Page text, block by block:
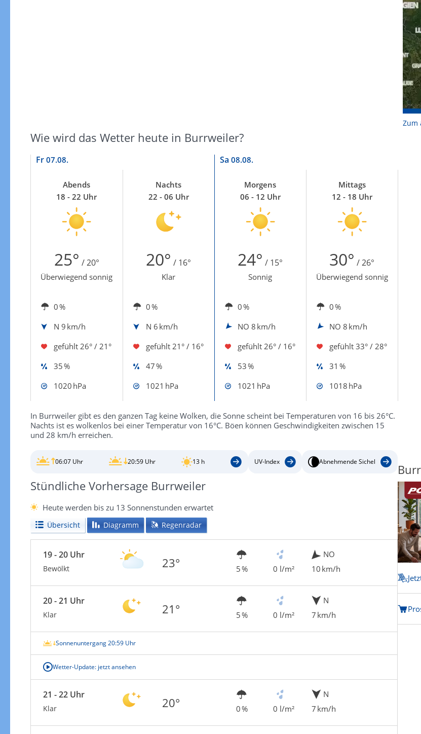
Wie wird das Wetter heute in Burrweiler?
Fr 07.08. Sa 08.08.
Abends
18 - 22 Uhr
Nachts
22 - 06 Uhr
Morgens
06 - 12 Uhr
Mittags
12 - 18 Uhr
25° / 20° 20° / 16° 24° / 15° 30° / 26°
Überwiegend sonnig Klar Sonnig Überwiegend sonnig
0 % 0 % 0 %
0 %
N 9 km/h N 6 km/h NO 8 km/h NO 8 km/h
gefühlt 26° / 21° gefühlt 21° / 16° gefühlt 26° / 16° gefühlt 33° / 28°
35 %
47 % 53 %
31 %
1020 hPa
1021 hPa 1021 hPa 1018 hPa
In Burrweiler gibt es den ganzen Tag keine Wolken, die Sonne scheint bei Temperaturen von 16 bis 26°C.
Nachts ist es wolkenlos bei einer Temperatur von 16°C. Böen können Geschwindigkeiten zwischen 15
und 28 km/h erreichen.
06:07 Uhr 20:59 Uhr 13 h UV-Index Abnehmende Sichel
Stündliche Vorhersage Burrweiler
Heute werden bis zu 13 Sonnenstunden erwartet
Übersicht Diagramm Regenradar
19 - 20 Uhr
Bewölkt 23° 5 % 0 l/m²
NO
10 km/h
20 - 21 Uhr
Klar 21° 5 % 0 l/m²
N
7 km/h
Sonnenuntergang 20:59 Uhr
Wetter-Update: jetzt ansehen
21 - 22 Uhr
Klar 20° 0 % 0 l/m²
N
7 km/h
Zum